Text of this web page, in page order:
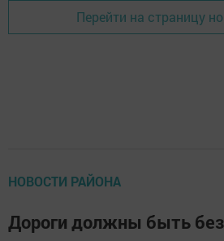
Перейти на страницу
НОВОСТИ РАЙОНА
Дороги должны быть